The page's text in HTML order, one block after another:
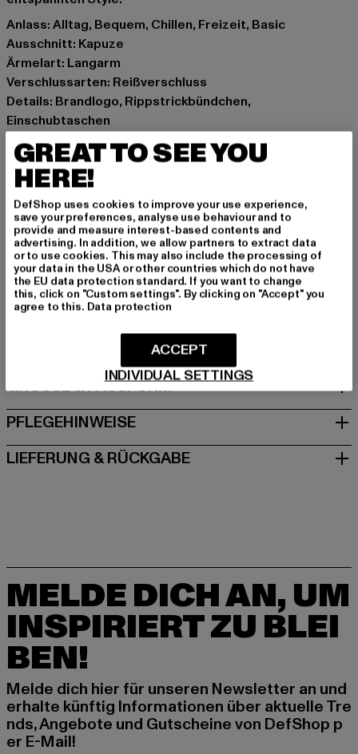
Anlass: Alltag, Bequem, Chillen, Freizeit, Basic
Ausschnitt: Kapuze
Ärmelart: Langarm
Verschlussarten: Reißverschluss
Details: Brandlogo, Rippstrickbündchen,
Einschubtaschen
Schnitt: Oversize
Marke: Dropsize Bazix
Kat.: Sweat & Fleece - Hoodies Zipthrough
Farbe: schwarz
Hersteller Farbe: black
Materialzusammensetzung: 80% Baumwolle, 20%
Polyester
Art.Nr: BRRZ002-00007
Hersteller: Dropsize GmbH |
Motzener Straße 6 | 12277 Berlin | DE
GRÖSSE & PASSFORM
PFLEGEHINWEISE
LIEFERUNG & RÜCKGABE
MELDE DICH AN, UM
INSPIRIERT ZU BLEI
BEN!
Melde dich hier für unseren Newsletter an und
erhalte künftig Informationen über aktuelle Tre
nds, Angebote und Gutscheine von DefShop p
er E-Mail!
GREAT TO SEE YOU
HERE!
DefShop uses cookies to improve your use experience,
save your preferences, analyse use behaviour and to
provide and measure interest-based contents and
advertising. In addition, we allow partners to extract data
or to use cookies. This may also include the processing of
your data in the USA or other countries which do not have
the EU data protection standard. If you want to change
this, click on "Custom settings". By clicking on "Accept" you
agree to this. Data protection
INDIVIDUAL SETTINGS
ACCEPT